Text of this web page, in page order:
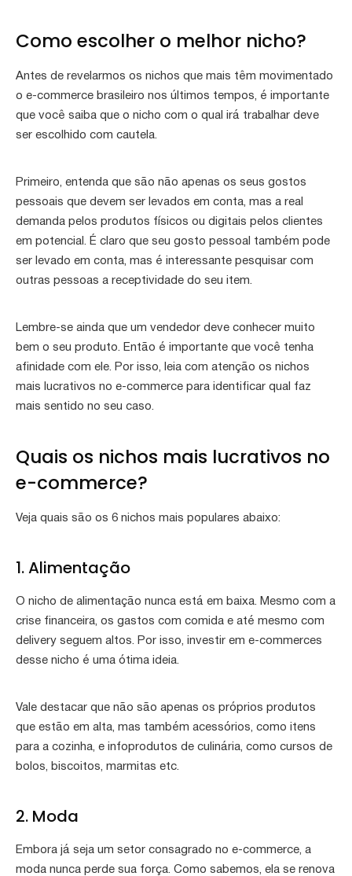
Como escolher o melhor nicho?
Antes de revelarmos os nichos que mais têm movimentado
o e-commerce brasileiro nos últimos tempos, é importante
que você saiba que o nicho com o qual irá trabalhar deve
ser escolhido com cautela.
Primeiro, entenda que são não apenas os seus gostos
pessoais que devem ser levados em conta, mas a real
demanda pelos produtos físicos ou digitais pelos clientes
em potencial. É claro que seu gosto pessoal também pode
ser levado em conta, mas é interessante pesquisar com
outras pessoas a receptividade do seu item.
Lembre-se ainda que um vendedor deve conhecer muito
bem o seu produto. Então é importante que você tenha
afinidade com ele. Por isso, leia com atenção os nichos
mais lucrativos no e-commerce para identificar qual faz
mais sentido no seu caso.
Quais os nichos mais lucrativos no
e-commerce?
Veja quais são os 6 nichos mais populares abaixo:
1. Alimentação
O nicho de alimentação nunca está em baixa. Mesmo com a
crise financeira, os gastos com comida e até mesmo com
delivery seguem altos. Por isso, investir em e-commerces
desse nicho é uma ótima ideia.
Vale destacar que não são apenas os próprios produtos
que estão em alta, mas também acessórios, como itens
para a cozinha, e infoprodutos de culinária, como cursos de
bolos, biscoitos, marmitas etc.
2. Moda
Embora já seja um setor consagrado no e-commerce, a
moda nunca perde sua força. Como sabemos, ela se renova